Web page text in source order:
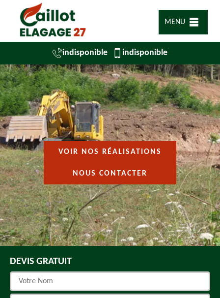
MENU
indisponible indisponible
VOIR NOS RÉALISATIONS
NOUS CONTACTER
DEVIS GRATUIT